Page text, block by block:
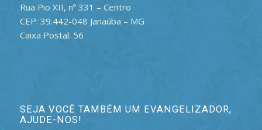
Rua Pio XII, nº 331 – Centro
CEP: 39.442-048 Janaúba – MG
Caixa Postal: 56
SEJA VOCÊ TAMBÉM UM EVANGELIZADOR,
AJUDE-NOS!